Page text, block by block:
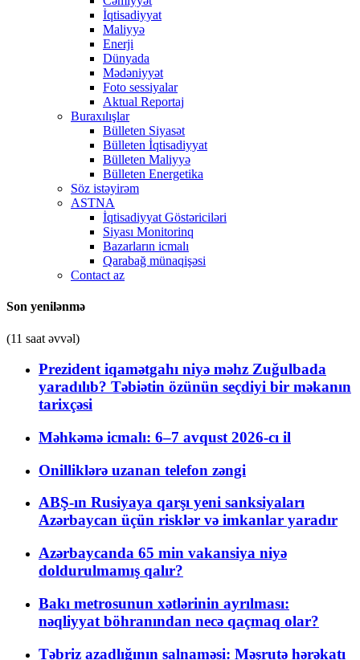
İqtisadiyyat
Maliyyə
Enerji
Dünyada
Mədəniyyət
Foto sessiyalar
Aktual Reportaj
Buraxılışlar
Bülleten Siyasət
Bülleten İqtisadiyyat
Bülleten Maliyyə
Bülleten Energetika
Söz istəyirəm
ASTNA
İqtisadiyyat Göstəriciləri
Siyası Monitorinq
Bazarların icmalı
Qarabağ münaqişəsi
Contact az
Son yenilənmə
(11 saat əvvəl)
Prezident iqamətgahı niyə məhz Zuğulbada
yaradılıb? Təbiətin özünün seçdiyi bir məkanın
tarixçəsi
Məhkəmə icmalı: 6–7 avqust 2026-cı il
Onilliklərə uzanan telefon zəngi
ABŞ-ın Rusiyaya qarşı yeni sanksiyaları
Azərbaycan üçün risklər və imkanlar yaradır
Azərbaycanda 65 min vakansiya niyə
doldurulmamış qalır?
Bakı metrosunun xətlərinin ayrılması:
nəqliyyat böhranından necə qaçmaq olar?
Təbriz azadlığının salnaməsi: Məşrutə hərəkatı